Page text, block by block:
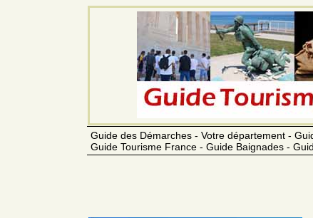
Guide des Démarches - Votre département -
Guide Tourisme France - Guide Baignades -